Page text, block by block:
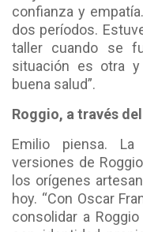
confianza y
dos períodos.
taller cuando se
situación es otra
buena salud”.
Roggio, a través
Emilio piensa.
versiones de
los orígenes
hoy. “Con Oscar
consolidar a